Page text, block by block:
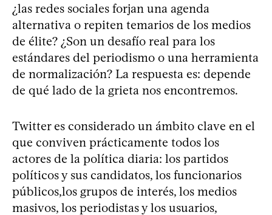
¿las redes sociales forjan una agenda
alternativa o repiten temarios de los medios
de élite? ¿Son un desafío real para los
estándares del periodismo o una herramienta
de normalización? La respuesta es: depende
de qué lado de la grieta nos encontremos.
Twitter es considerado un ámbito clave en el
que conviven prácticamente todos los
actores de la política diaria: los partidos
políticos y sus candidatos, los funcionarios
públicos,los grupos de interés, los medios
masivos, los periodistas y los usuarios,